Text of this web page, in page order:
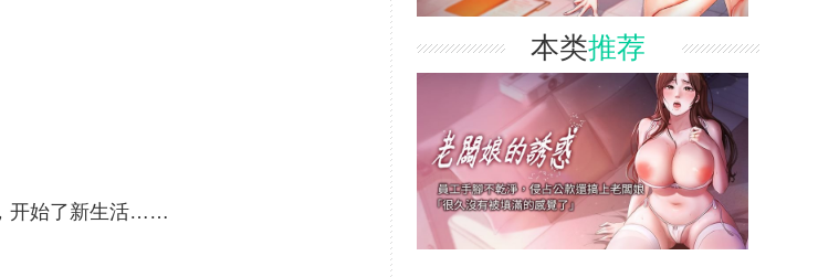
开始了新生活……
本类推荐